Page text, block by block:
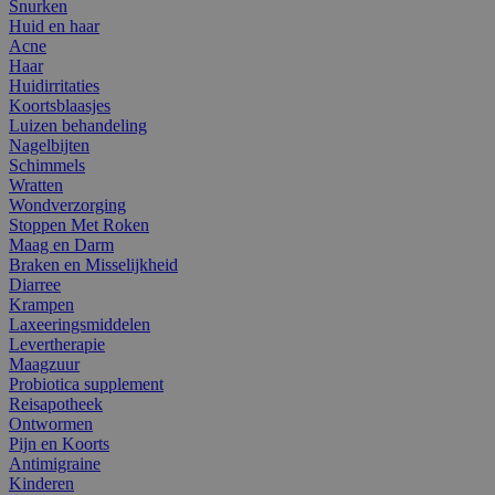
Snurken
Huid en haar
Acne
Haar
Huidirritaties
Koortsblaasjes
Luizen behandeling
Nagelbijten
Schimmels
Wratten
Wondverzorging
Stoppen Met Roken
Maag en Darm
Braken en Misselijkheid
Diarree
Krampen
Laxeeringsmiddelen
Levertherapie
Maagzuur
Probiotica supplement
Reisapotheek
Ontwormen
Pijn en Koorts
Antimigraine
Kinderen